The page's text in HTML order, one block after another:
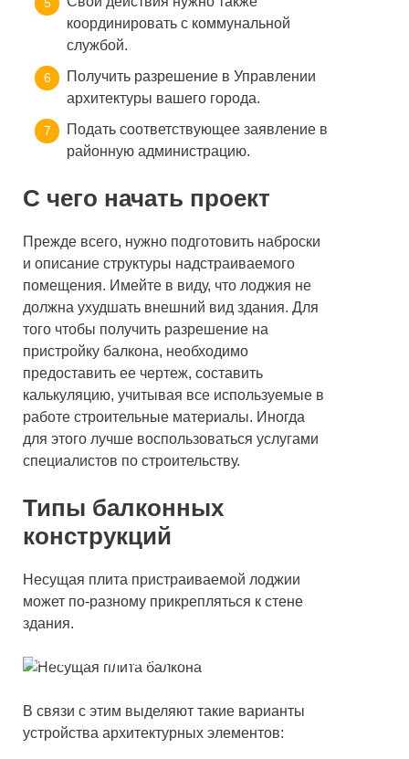
координировать с коммунальной
службой.
Получить разрешение в Управлении
архитектуры вашего города.
Подать соответствующее заявление в
районную администрацию.
С чего начать проект
Прежде всего, нужно подготовить наброски
и описание структуры надстраиваемого
помещения. Имейте в виду, что лоджия не
должна ухудшать внешний вид здания. Для
того чтобы получить разрешение на
пристройку балкона, необходимо
предоставить ее чертеж, составить
калькуляцию, учитывая все используемые в
работе строительные материалы. Иногда
для этого лучше воспользоваться услугами
специалистов по строительству.
Типы балконных
конструкций
Несущая плита пристраиваемой лоджии
может по-разному прикрепляться к стене
здания.
Внешний вид консольной плиты
В связи с этим выделяют такие варианты
устройства архитектурных элементов: